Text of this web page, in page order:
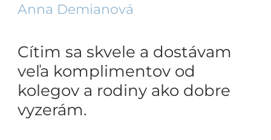
Anna Demianová
Cítim sa skvele a dostávam
veľa komplimentov od
kolegov a rodiny ako dobre
vyzerám.